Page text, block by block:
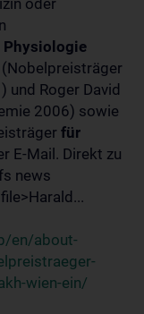
oder
Physiologie
und Roger David
2006) sowie
für
E-Mail. Direkt zu
news
en/about-
wien-ein/